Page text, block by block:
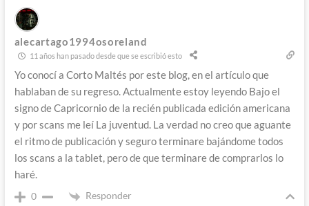
alecartago1994osoreland
11 años han pasado desde que se escribió esto
Yo conocí a Corto Maltés por este blog, en el artículo que
hablaban de su regreso. Actualmente estoy leyendo Bajo el
signo de Capricornio de la recién publicada edición americana
y por scans me leí La juventud. La verdad no creo que aguante
el ritmo de publicación y seguro terminare bajándome todos
los scans a la tablet, pero de que terminare de comprarlos lo
haré.
0 Responder